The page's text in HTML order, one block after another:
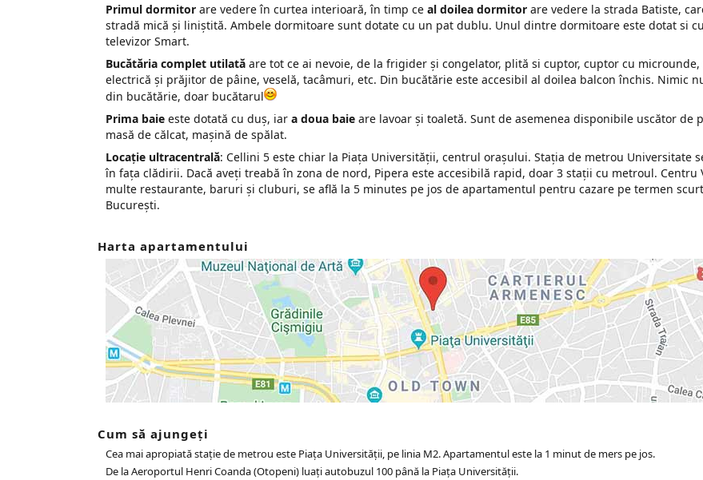
Primul dormitor are vedere în curtea interioară, în timp ce al doilea dormitor are vedere la strada Batiste,
stradă mică și liniștită. Ambele dormitoare sunt dotate cu un pat dublu. Unul dintre dormitoare este dotat si
televizor Smart.
Bucătăria complet utilată are tot ce ai nevoie, de la frigider și congelator, plită si cuptor, cuptor cu microunde,
electrică și prăjitor de pâine, veselă, tacâmuri, etc. Din bucătărie este accesibil al doilea balcon închis. Nimic
din bucătărie, doar bucătarul
Prima baie este dotată cu duș, iar a doua baie are lavoar și toaletă. Sunt de asemenea disponibile uscător de
masă de călcat, mașină de spălat.
Locație ultracentrală: Cellini 5 este chiar la Piața Universității, centrul orașului. Stația de metrou Universitate
în fața clădirii. Dacă aveți treabă în zona de nord, Pipera este accesibilă rapid, doar 3 stații cu metroul. Centru
multe restaurante, baruri și cluburi, se află la 5 minutes pe jos de apartamentul pentru cazare pe termen
București.
Harta apartamentului
Cum să ajungeți
Cea mai apropiată stație de metrou este Piața Universității, pe linia M2. Apartamentul este la 1 minut de mers pe jos.
De la Aeroportul Henri Coanda (Otopeni) luați autobuzul 100 până la Piața Universității.